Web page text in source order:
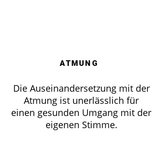
ATMUNG
Die Auseinandersetzung mit der
Atmung ist unerlässlich für
einen gesunden Umgang mit der
eigenen Stimme.